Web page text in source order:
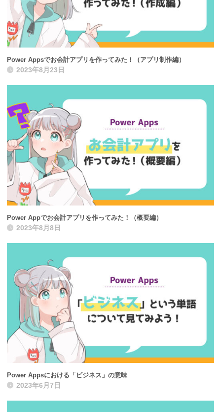
Power Appsでお会計アプリを作ってみた！（アプリ制作編）
2023年8月23日
Power Appでお会計アプリを作ってみた！（概要編）
2023年8月8日
Power Appsにおける「ビジネス」の意味
2023年6月7日